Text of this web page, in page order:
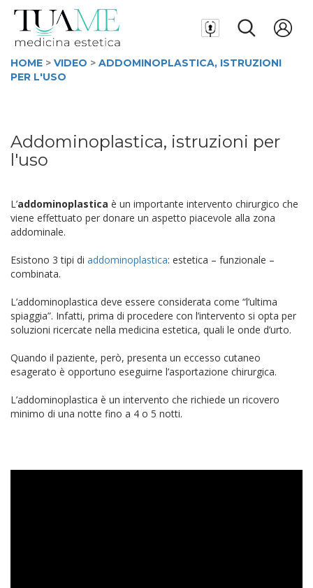
HOME > VIDEO > ADDOMINOPLASTICA, ISTRUZIONI
PER L'USO
Addominoplastica, istruzioni per
l'uso
L’addominoplastica è un importante intervento chirurgico che
viene effettuato per donare un aspetto piacevole alla zona
addominale.
Esistono 3 tipi di addominoplastica: estetica – funzionale –
combinata.
L’addominoplastica deve essere considerata come “l’ultima
spiaggia”. Infatti, prima di procedere con l’intervento si opta per
soluzioni ricercate nella medicina estetica, quali le onde d’urto.
Quando il paziente, però, presenta un eccesso cutaneo
esagerato è opportuno eseguirne l’asportazione chirurgica.
L’addominoplastica è un intervento che richiede un ricovero
minimo di una notte fino a 4 o 5 notti.